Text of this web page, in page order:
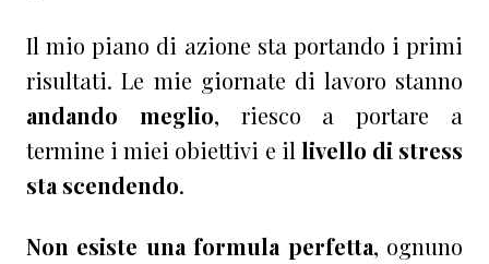
Il mio piano di azione sta portando i primi
risultati. Le mie giornate di lavoro stanno
andando meglio, riesco a portare a
termine i miei obiettivi e il livello di stress
sta scendendo.
Non esiste una formula perfetta, ognuno